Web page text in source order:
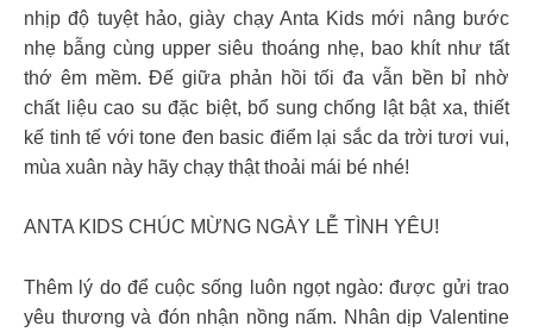
nhịp độ tuyệt hảo, giày chạy Anta Kids mới nâng bước
nhẹ bẫng cùng upper siêu thoáng nhẹ, bao khít như tất
thớ êm mềm. Đế giữa phản hồi tối đa vẫn bền bỉ nhờ
chất liệu cao su đặc biệt, bổ sung chống lật bật xa, thiết
kế tinh tế với tone đen basic điểm lại sắc da trời tươi vui,
mùa xuân này hãy chạy thật thoải mái bé nhé!
ANTA KIDS CHÚC MỪNG NGÀY LỄ TÌNH YÊU!
Thêm lý do để cuộc sống luôn ngọt ngào: được gửi trao
yêu thương và đón nhận nồng nấm. Nhân dịp Valentine